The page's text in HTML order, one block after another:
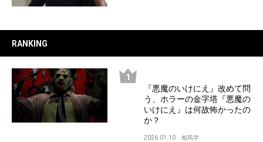
RANKING
『悪魔のいけにえ』改めて問
う、ホラーの金字塔『悪魔の
いけにえ』は何故怖かったの
か？
2026.01.10 相馬学